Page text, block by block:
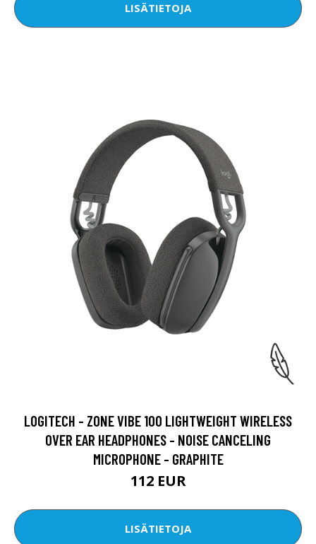
LISÄTIETOJA
LOGITECH - ZONE VIBE 100 LIGHTWEIGHT WIRELESS
OVER EAR HEADPHONES - NOISE CANCELING
MICROPHONE - GRAPHITE
112 EUR
LISÄTIETOJA